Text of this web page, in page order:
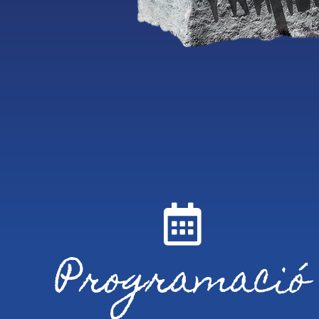
Programació